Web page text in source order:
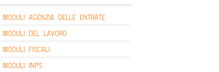
MODULI AGENZIA DELLE ENTRATE
MODULI DEL LAVORO
MODULI FISCALI
MODULI INPS